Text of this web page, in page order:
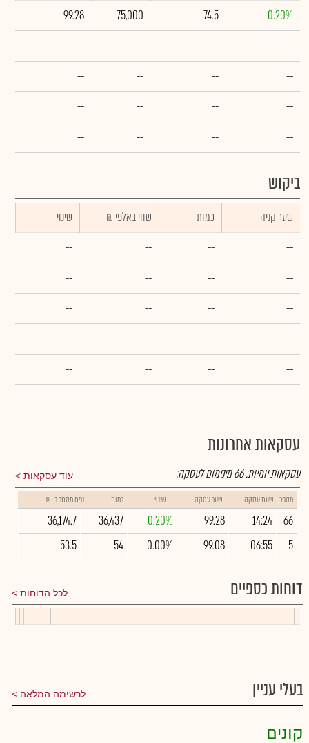
0.20%
74.5
75,000
99.28
--
--
--
--
--
--
--
--
--
--
--
--
--
--
--
--
ביקוש
שער קניה כמות ₪ שווי באלפי
שינוי
--
--
--
--
--
--
--
--
--
--
--
--
--
--
--
--
--
--
--
--
עסקאות אחרונות
עוד עסקאות עסקאות יומיות:66מינימום לעסקה:
מספר שעת עסקה שער עסקה שינוי כמות נפח מסחר ב- ₪
66
14:24
99.28
0.20%
36,437
36,174.7
5
06:55
99.08
0.00%
54
53.5
דוחות כספיים לכל הדוחות
בעלי עניין לרשימה המלאה
קונים